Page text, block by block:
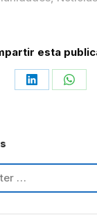
esta
Share Share